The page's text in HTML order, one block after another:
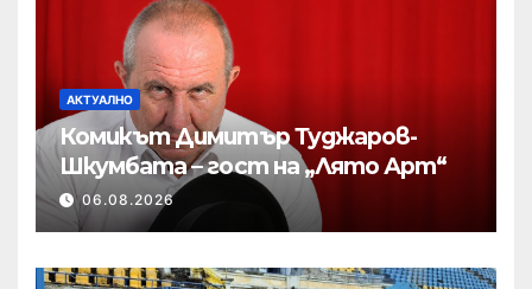
АКТУАЛНО
Комикът Димитър Туджаров-
Шкумбата – гост на „Лято Арт“
06.08.2026